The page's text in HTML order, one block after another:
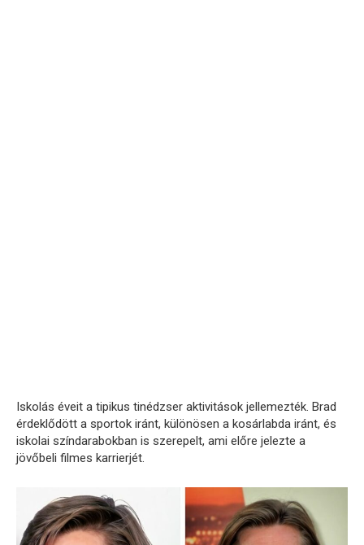
Iskolás éveit a tipikus tinédzser aktivitások jellemezték. Brad
érdeklődött a sportok iránt, különösen a kosárlabda iránt, és
iskolai színdarabokban is szerepelt, ami előre jelezte a
jövőbeli filmes karrierjét.